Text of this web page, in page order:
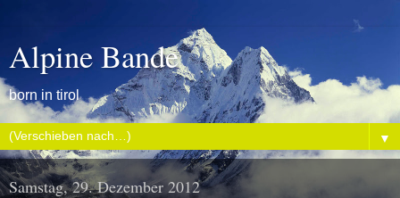
Alpine Bande
born in tirol
▼
Samstag, 29. Dezember 2012